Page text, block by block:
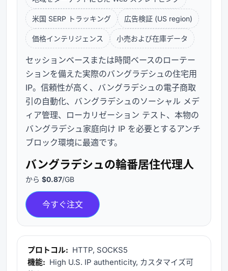
米国 SERP トラッキング 広告検証 (US region)
価格インテリジェンス 小売および在庫データ
セッションベースまたは時間ベースのローテー
ションを備えた実際のバングラデシュの住宅用
IP。信頼性が高く、バングラデシュの電子商取
引の自動化、バングラデシュのソーシャル メデ
ィア管理、ローカリゼーション テスト、本物の
バングラデシュ家庭向け IP を必要とするアンチ
ブロック環境に最適です。
バングラデシュの輪番居住代理人
から $0.87/GB
今すぐ注文
プロトコル: HTTP, SOCKS5
機能: High U.S. IP authenticity, カスタマイズ可